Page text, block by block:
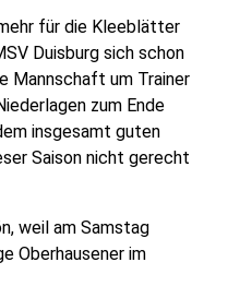
für die Kleeblätter
Duisburg sich schon
Mannschaft um Trainer
zum Ende
insgesamt guten
Saison nicht gerecht
weil am Samstag
Oberhausener im